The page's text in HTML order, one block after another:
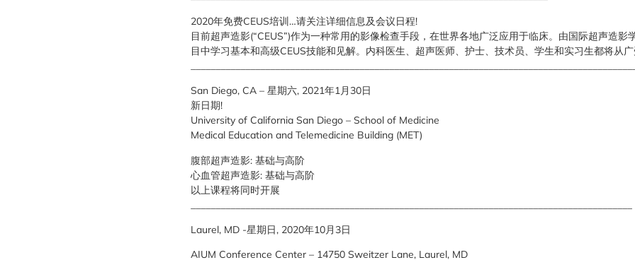
2020年免费CEUS培训…请关注详细信息及会议日程!
目前超声造影(“CEUS”)作为一种常用的影像检查手段，在世界各地广泛应用于临床。由国际超声造影
目中学习基本和高级CEUS技能和见解。内科医生、超声医师、护士、技术员、学生和实习生都将从广
San Diego, CA – 星期六, 2021年1月30日
新日期!
University of California San Diego – School of Medicine
Medical Education and Telemedicine Building (MET)
腹部超声造影: 基础与高阶
心血管超声造影: 基础与高阶
以上课程将同时开展
Laurel, MD -星期日, 2020年10月3日
AIUM Conference Center – 14750 Sweitzer Lane, Laurel, MD